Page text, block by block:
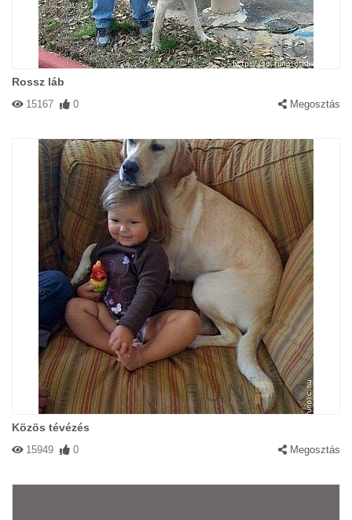
Rossz láb
15167 0 Megosztás
Közös tévézés
15949 0 Megosztás